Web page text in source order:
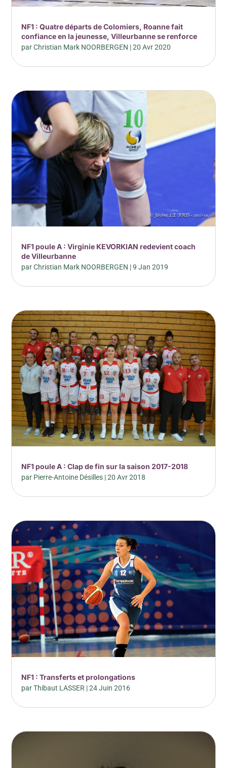
NF1 : Quatre départs de Colomiers, Roanne fait
confiance en la jeunesse, Villeurbanne se renforce
parChristian Mark NOORBERGEN |20 Avr 2020
NF1 poule A : Virginie KEVORKIAN redevient coach
de Villeurbanne
parChristian Mark NOORBERGEN |9 Jan 2019
NF1 poule A : Clap de fin sur la saison 2017-2018
par Pierre-Antoine Désilles |20 Avr 2018
NF1 : Transferts et prolongations
parThibaut LASSER |24 Juin 2016